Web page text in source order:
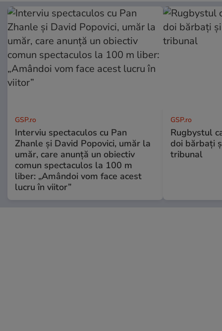
GSP.ro
Interviu spectaculos cu Pan
Zhanle și David Popovici, umăr la
umăr, care anunță un obiectiv
comun spectaculos la 100 m
liber: „Amândoi vom face acest
lucru în viitor”
GSP.ro
Rugbystul
doi bărbați
tribunal